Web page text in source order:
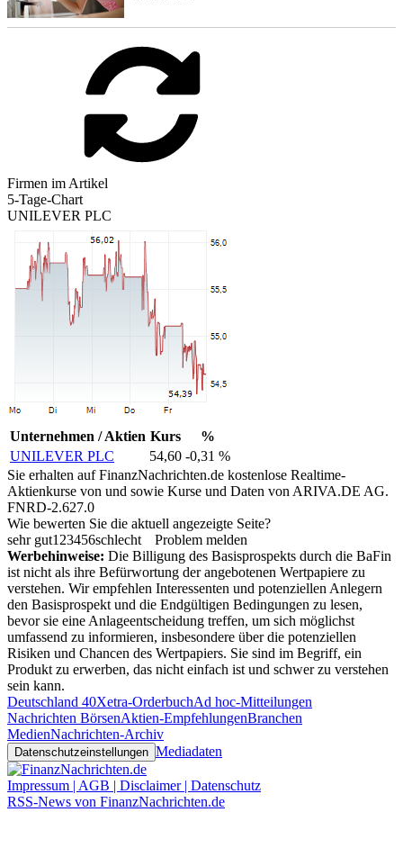
Firmen im Artikel
5-Tage-Chart
UNILEVER PLC
Unternehmen / Aktien Kurs
%
UNILEVER PLC
54,60 -0,31 %
Sie erhalten auf FinanzNachrichten.de kostenlose Realtime-
Aktienkurse von und sowie Kurse und Daten von ARIVA.DE AG.
FNRD-2.627.0
Wie bewerten Sie die aktuell angezeigte Seite?
sehr gut1 23456schlecht
Problem melden
Werbehinweise: Die Billigung des Basisprospekts durch die BaFin
ist nicht als ihre Befürwortung der angebotenen Wertpapiere zu
verstehen. Wir empfehlen Interessenten und potenziellen Anlegern
den Basisprospekt und die Endgültigen Bedingungen zu lesen,
bevor sie eine Anlageentscheidung treffen, um sich möglichst
umfassend zu informieren, insbesondere über die potenziellen
Risiken und Chancen des Wertpapiers. Sie sind im Begriff, ein
Produkt zu erwerben, das nicht einfach ist und schwer zu verstehen
sein kann.
Deutschland 40Xetra-OrderbuchAd hoc-Mitteilungen
Nachrichten BörsenAktien-EmpfehlungenBranchen
MedienNachrichten-Archiv
Datenschutzeinstellungen Mediadaten
Impressum | AGB | Disclaimer | Datenschutz
RSS-News von FinanzNachrichten.de